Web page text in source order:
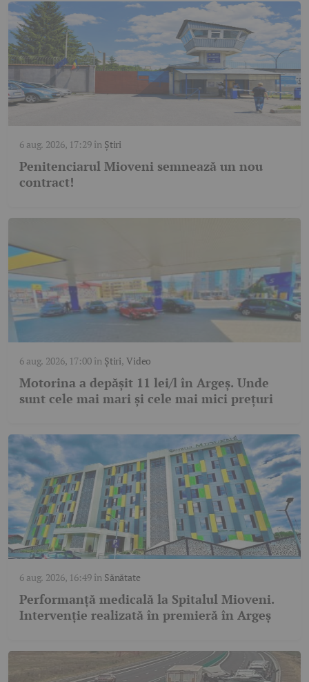
6 aug. 2026, 17:29în Știri
Penitenciarul Mioveni semnează un nou
contract!
6 aug. 2026, 17:00în Știri,Video
Motorina a depășit 11 lei/l în Argeș. Unde
sunt cele mai mari și cele mai mici prețuri
6 aug. 2026, 16:49în Sănătate
Performanță medicală la Spitalul Mioveni.
Intervenție realizată în premieră în Argeș